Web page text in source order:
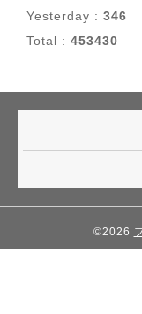
Yesterday : 346
Total : 453430
©2026